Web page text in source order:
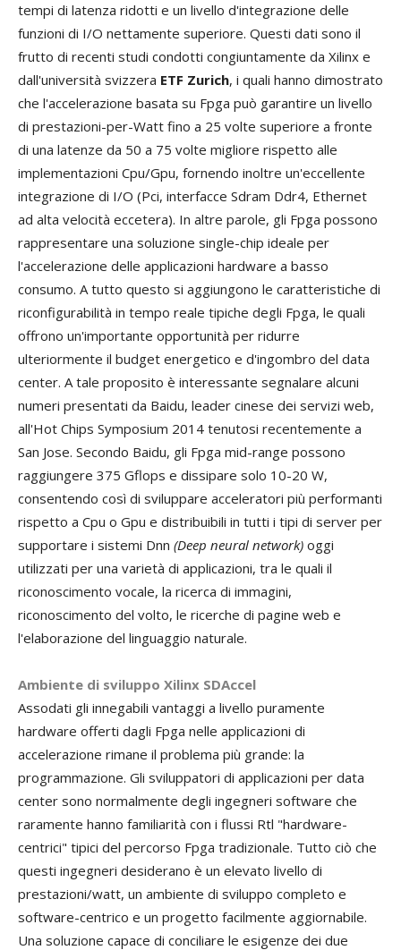
tempi di latenza ridotti e un livello d'integrazione delle
funzioni di I/O nettamente superiore. Questi dati sono il
frutto di recenti studi condotti congiuntamente da Xilinx e
dall'università svizzera ETF Zurich, i quali hanno dimostrato
che l'accelerazione basata su Fpga può garantire un livello
di prestazioni-per-Watt fino a 25 volte superiore a fronte
di una latenze da 50 a 75 volte migliore rispetto alle
implementazioni Cpu/Gpu, fornendo inoltre un'eccellente
integrazione di I/O (Pci, interfacce Sdram Ddr4, Ethernet
ad alta velocità eccetera). In altre parole, gli Fpga possono
rappresentare una soluzione single-chip ideale per
l'accelerazione delle applicazioni hardware a basso
consumo. A tutto questo si aggiungono le caratteristiche di
riconfigurabilità in tempo reale tipiche degli Fpga, le quali
offrono un'importante opportunità per ridurre
ulteriormente il budget energetico e d'ingombro del data
center. A tale proposito è interessante segnalare alcuni
numeri presentati da Baidu, leader cinese dei servizi web,
all'Hot Chips Symposium 2014 tenutosi recentemente a
San Jose. Secondo Baidu, gli Fpga mid-range possono
raggiungere 375 Gflops e dissipare solo 10-20 W,
consentendo così di sviluppare acceleratori più performanti
rispetto a Cpu o Gpu e distribuibili in tutti i tipi di server per
supportare i sistemi Dnn (Deep neural network) oggi
utilizzati per una varietà di applicazioni, tra le quali il
riconoscimento vocale, la ricerca di immagini,
riconoscimento del volto, le ricerche di pagine web e
l'elaborazione del linguaggio naturale.
Ambiente di sviluppo Xilinx SDAccel
Assodati gli innegabili vantaggi a livello puramente
hardware offerti dagli Fpga nelle applicazioni di
accelerazione rimane il problema più grande: la
programmazione. Gli sviluppatori di applicazioni per data
center sono normalmente degli ingegneri software che
raramente hanno familiarità con i flussi Rtl "hardware-
centrici" tipici del percorso Fpga tradizionale. Tutto ciò che
questi ingegneri desiderano è un elevato livello di
prestazioni/watt, un ambiente di sviluppo completo e
software-centrico e un progetto facilmente aggiornabile.
Una soluzione capace di conciliare le esigenze dei due